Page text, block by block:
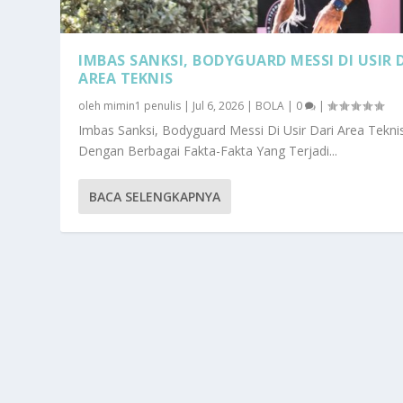
IMBAS SANKSI, BODYGUARD MESSI DI USIR
AREA TEKNIS
oleh mimin1 penulis | Jul 6, 2026 | BOLA | 0 |
Imbas Sanksi, Bodyguard Messi Di Usir Dari Area
Dengan Berbagai Fakta-Fakta Yang Terjadi...
BACA SELENGKAPNYA